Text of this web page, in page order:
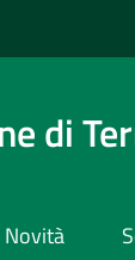
di
Novità